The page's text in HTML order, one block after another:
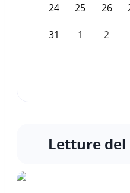
24 25 26
31 1 2
Letture